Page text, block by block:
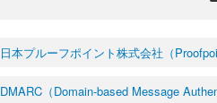
日本プルーフポイント株式会社（
DMARC（Domain-based Message